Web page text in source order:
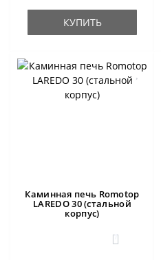
КУПИТЬ
Каминная печь Romotop
LAREDO 30 (стальной
корпус)
1